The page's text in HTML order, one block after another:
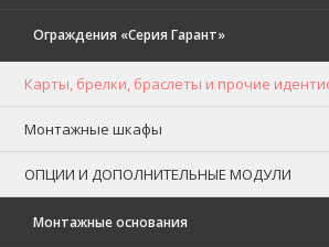
Ограждения «Серия Гарант»
Карты, брелки, браслеты и прочие
Монтажные шкафы
ОПЦИИ И ДОПОЛНИТЕЛЬНЫЕ МОДУЛИ
Монтажные основания